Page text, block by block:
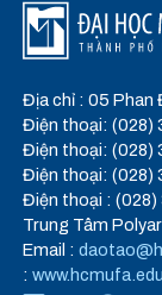
Địa chỉ : 05 Phan
Điện thoại: (028)
Điện thoại: (028)
Điện thoại: (028)
Điện thoại : (028)
Trung Tâm
Email :
: